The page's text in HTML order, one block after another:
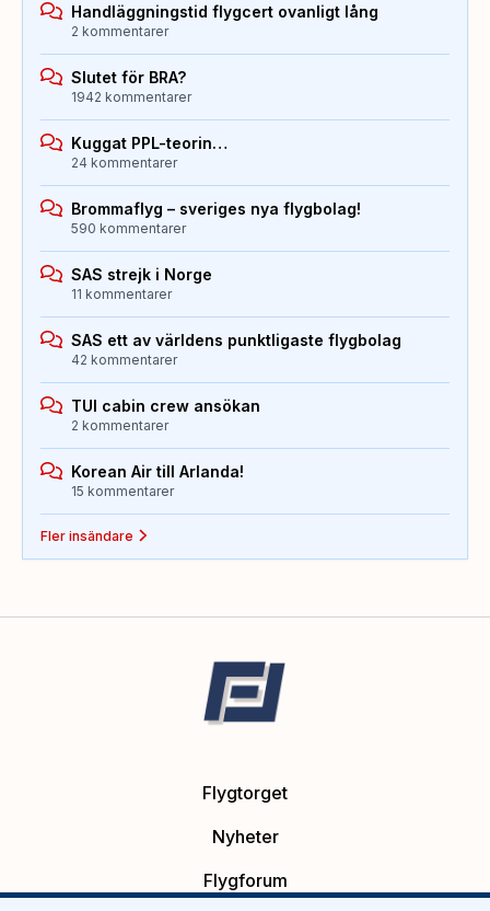
Handläggningstid flygcert ovanligt lång
2 kommentarer
Slutet för BRA?
1942 kommentarer
Kuggat PPL-teorin…
24 kommentarer
Brommaflyg – sveriges nya flygbolag!
590 kommentarer
SAS strejk i Norge
11 kommentarer
SAS ett av världens punktligaste flygbolag
42 kommentarer
TUI cabin crew ansökan
2 kommentarer
Korean Air till Arlanda!
15 kommentarer
Fler insändare
Flygtorget
Nyheter
Flygforum